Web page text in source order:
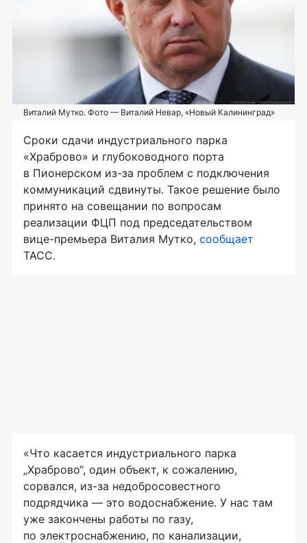
Виталий Мутко. Фото — Виталий Невар, «Новый Калининград»
Сроки сдачи индустриального парка
«Храброво» и глубоководного порта
в Пионерском из-за проблем с подключения
коммуникаций сдвинуты. Такое решение было
принято на совещании по вопросам
реализации ФЦП под председательством
вице-премьера Виталия Мутко, сообщает
ТАСС.
«Что касается индустриального парка
„Храброво“, один объект, к сожалению,
сорвался, из-за недобросовестного
подрядчика — это водоснабжение. У нас там
уже закончены работы по газу,
по электроснабжению, по канализации,